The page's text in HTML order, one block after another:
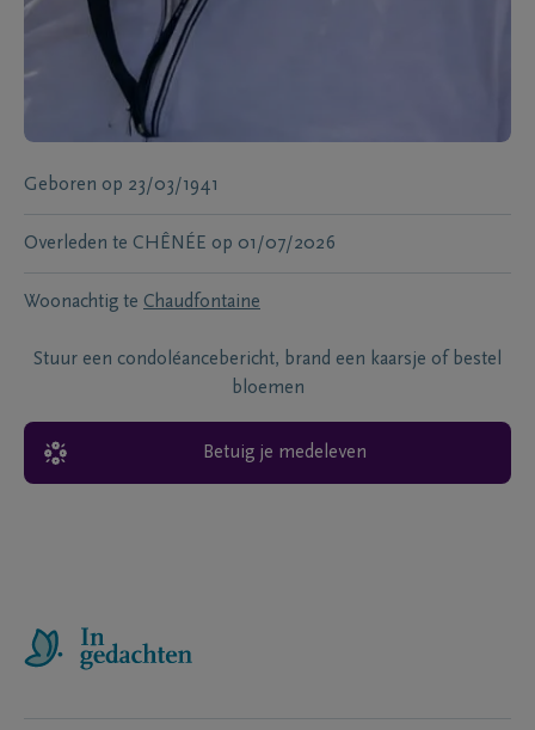
Geboren op 23/03/1941
Overleden te CHÊNÉE op 01/07/2026
Woonachtig te Chaudfontaine
Stuur een condoléancebericht, brand een kaarsje of bestel
bloemen
Betuig je medeleven